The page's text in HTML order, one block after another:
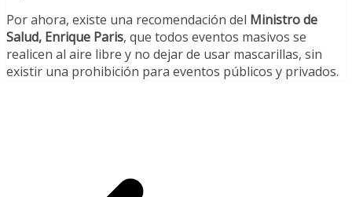
Por ahora, existe una recomendación del Ministro de
Salud, Enrique Paris, que todos eventos masivos se
realicen al aire libre y no dejar de usar mascarillas, sin
existir una prohibición para eventos públicos y privados.